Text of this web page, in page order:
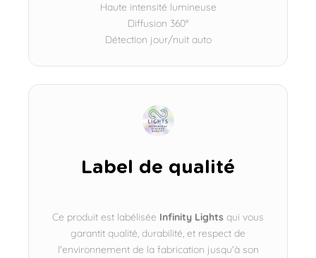
Haute intensité lumineuse
Diffusion 360°
Détection jour/nuit auto
Label de qualité
Ce produit est labélisée Infinity Lights qui vous
garantit qualité, durabilité, et respect de
l'environnement de la fabrication jusqu'à son